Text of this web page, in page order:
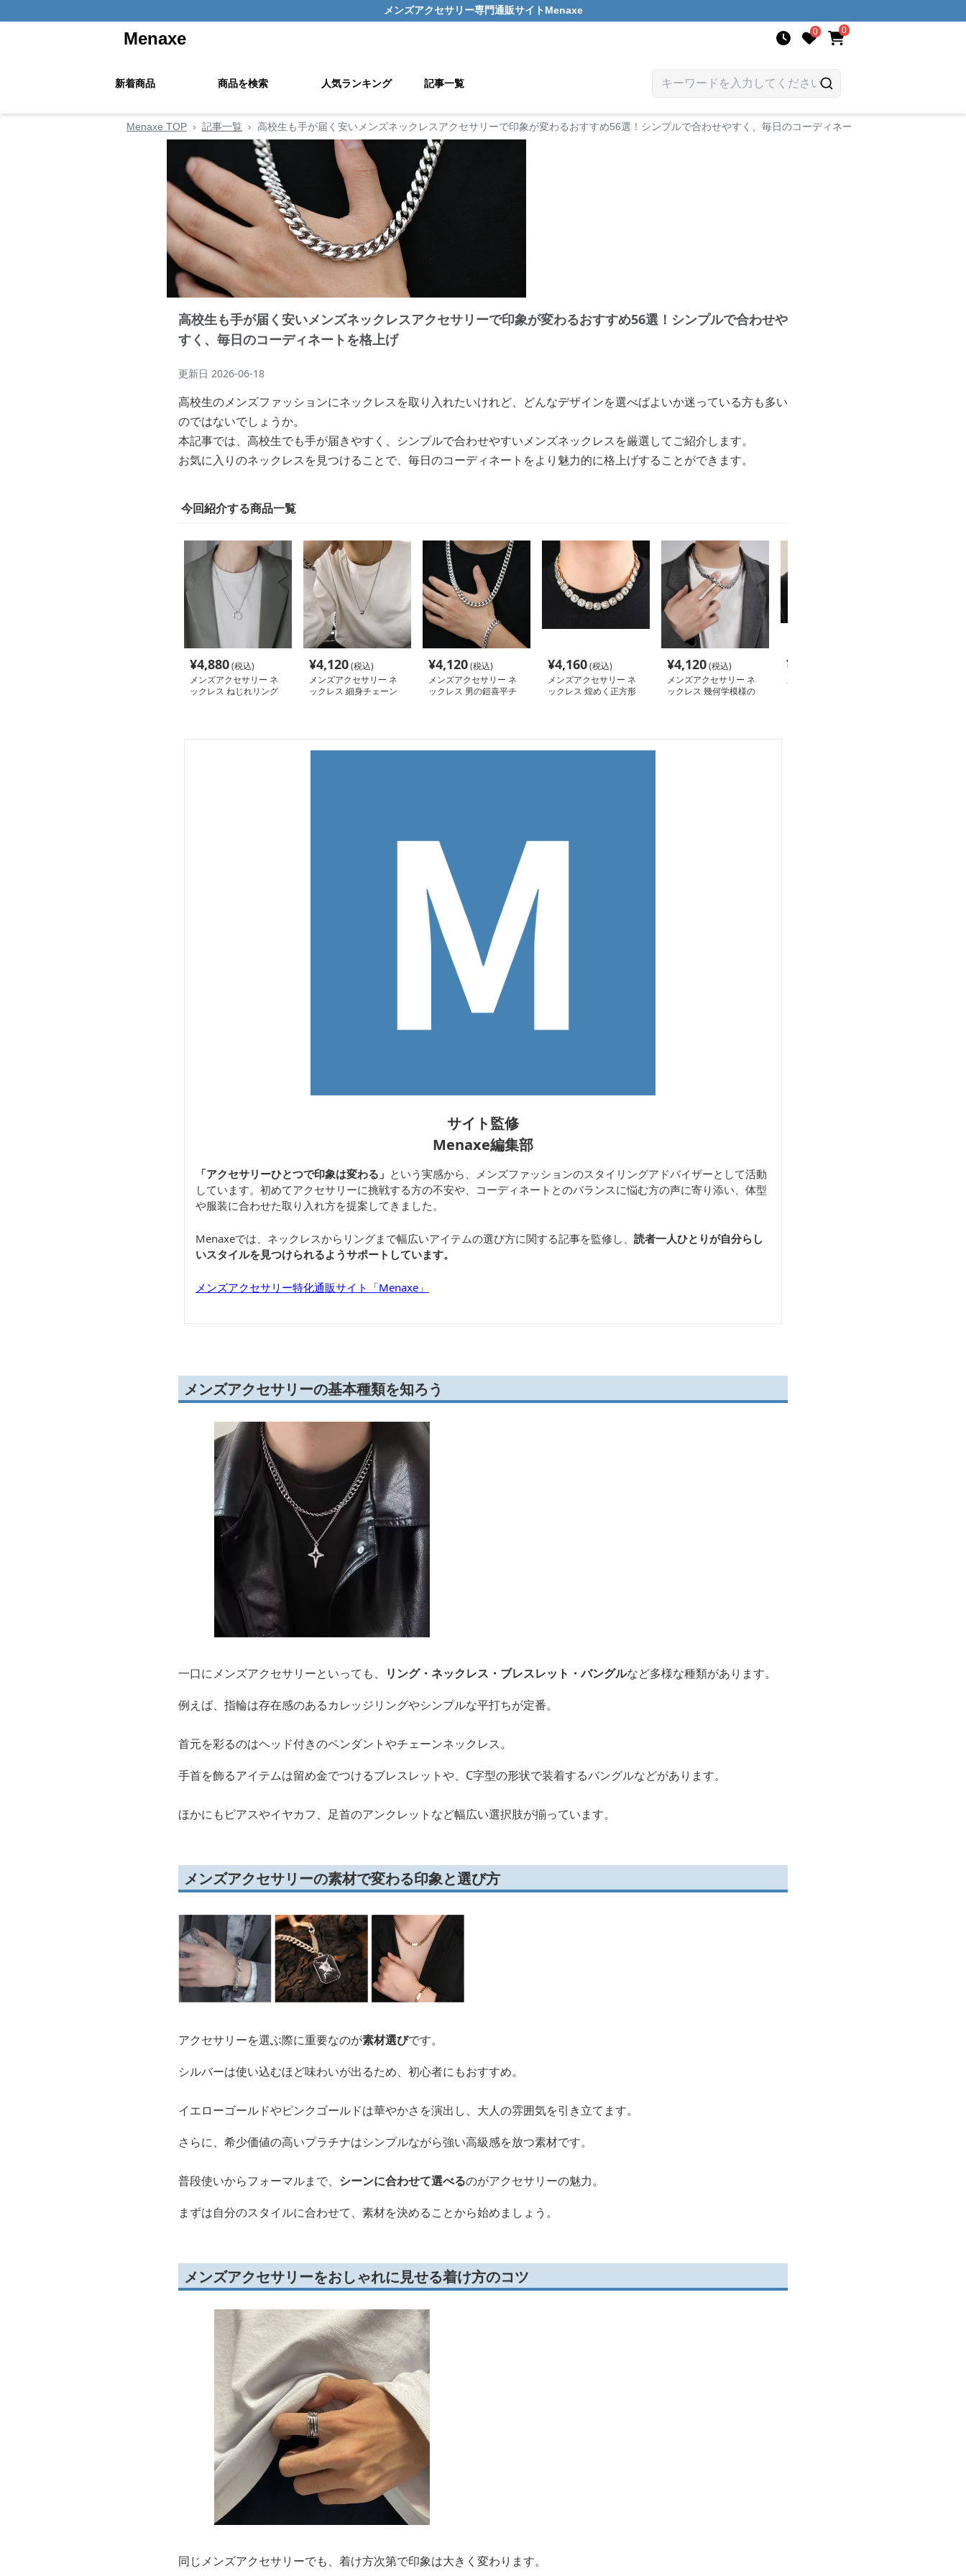
メンズアクセサリー専門通販サイト Menaxe
Menaxe 0 0
新着商品 商品を検索 人気ランキング 記事一覧
Menaxe TOP › 記事一覧 › 高校生も手が届く安いメンズネックレスアクセサリーで印象が変わるおすすめ56選！シンプルで合わせやすく、毎日のコーディネートを格上げ
高校生も手が届く安いメンズネックレスアクセサリーで印象が変わるおすすめ56選！シンプルで合わせや
すく、毎日のコーディネートを格上げ
更新日 2026-06-18
高校生のメンズファッションにネックレスを取り入れたいけれど、どんなデザインを選べばよいか迷っている方も多い
のではないでしょうか。
本記事では、高校生でも手が届きやすく、シンプルで合わせやすいメンズネックレスを厳選してご紹介します。
お気に入りのネックレスを見つけることで、毎日のコーディネートをより魅力的に格上げすることができます。
今回紹介する商品一覧
¥4,880(税込)
メンズアクセサリー ネ
ックレス ねじれリング
¥4,120(税込)
メンズアクセサリー ネ
ックレス 細身チェーン
¥4,120(税込)
メンズアクセサリー ネ
ックレス 男の鎧喜平チ
¥4,160(税込)
メンズアクセサリー ネ
ックレス 煌めく正方形
¥4,120(税込)
メンズアクセサリー ネ
ックレス 幾何学模様の
¥
サイト監修
Menaxe編集部
「アクセサリーひとつで印象は変わる」 という実感から、メンズファッションのスタイリングアドバイザーとして活動
しています。初めてアクセサリーに挑戦する方の不安や、コーディネートとのバランスに悩む方の声に寄り添い、体型
や服装に合わせた取り入れ方を提案してきました。
Menaxeでは、ネックレスからリングまで幅広いアイテムの選び方に関する記事を監修し、 読者一人ひとりが自分らし
いスタイルを見つけられるようサポートしています。
メンズアクセサリー特化通販サイト「Menaxe」
メンズアクセサリーの基本種類を知ろう
一口にメンズアクセサリーといっても、 リング・ネックレス・ブレスレット・バングルなど多様な種類があります。
例えば、指輪は存在感のあるカレッジリングやシンプルな平打ちが定番。
首元を彩るのはヘッド付きのペンダントやチェーンネックレス。
手首を飾るアイテムは留め金でつけるブレスレットや、C字型の形状で装着するバングルなどがあります。
ほかにもピアスやイヤカフ、足首のアンクレットなど幅広い選択肢が揃っています。
メンズアクセサリーの素材で変わる印象と選び方
アクセサリーを選ぶ際に重要なのが素材選びです。
シルバーは使い込むほど味わいが出るため、初心者にもおすすめ。
イエローゴールドやピンクゴールドは華やかさを演出し、大人の雰囲気を引き立てます。
さらに、希少価値の高いプラチナはシンプルながら強い高級感を放つ素材です。
普段使いからフォーマルまで、 シーンに合わせて選べるのがアクセサリーの魅力。
まずは自分のスタイルに合わせて、素材を決めることから始めましょう。
メンズアクセサリーをおしゃれに見せる着け方のコツ
同じメンズアクセサリーでも、着け方次第で印象は大きく変わります。